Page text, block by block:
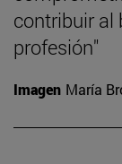
contribuir al
profesión"
Imagen María